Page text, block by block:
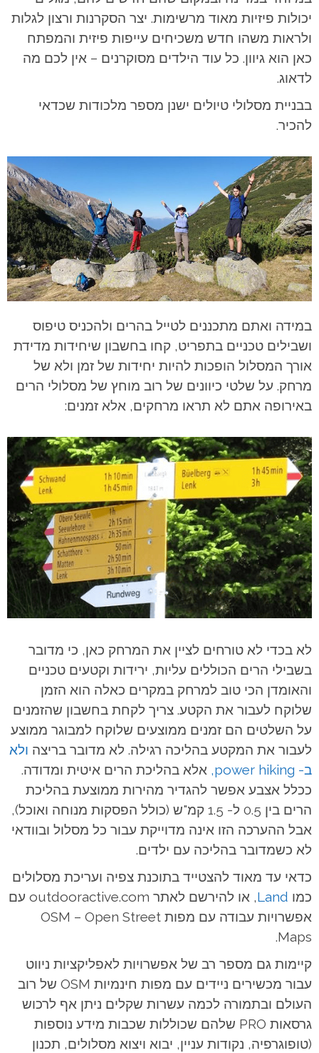
יכולות פיזיות מאוד מרשימות. יצר הסקרנות ורצון לגלות
ולראות משהו חדש משכיחים עייפות פיזית והמפתח
כאן הוא גיוון. כל עוד הילדים מסוקרנים – אין לכם מה
לדאוג.
בבניית מסלולי טיולים ישנן מספר מלכודות שכדאי
להכיר.
במידה ואתם מתכננים לטייל בהרים ולהכניס טיפוס
ושבילים טכניים בתפריט, קחו בחשבון שיחידות מדידת
אורך המסלול הופכות להיות יחידות של זמן ולא של
מרחק. על שלטי כיוונים של רוב מוחץ של מסלולי הרים
באירופה אתם לא תראו מרחקים, אלא זמנים:
לא בכדי לא טורחים לציין את המרחק כאן, כי מדובר
בשבילי הרים הכוללים עליות, ירידות וקטעים טכניים
והאומדן הכי טוב למרחק במקרים כאלה הוא הזמן
שלוקח לעבור את הקטע. צריך לקחת בחשבון שהזמנים
על השלטים הם זמנים ממוצעים שלוקח למבוגר ממוצע
לעבור את המקטע בהליכה רגילה. לא מדובר בריצה ולא
ב- power hiking,
אלא בהליכת הרים איטית ומדודה.
ככלל אצבע אפשר להגדיר מהירות ממוצעת בהליכת
הרים בין 0.5 ל- 1.5 קמ"ש (כולל הפסקות מנוחה ואוכל),
אבל ההערכה הזו אינה מדוייקת עבור כל מסלול ובוודאי
לא כשמדובר בהליכה עם ילדים.
כדאי עד מאוד להצטייד בתוכנת צפיה ועריכת מסלולים
כמו Land
, או להירשם לאתר outdooractive.com עם
אפשרויות עבודה עם מפות OSM – Open Street
Maps.
קיימות גם מספר רב של אפשרויות לאפליקציות ניווט
עבור מכשירים ניידים עם מפות חינמיות OSM של רוב
העולם ובתמורה לכמה עשרות שקלים ניתן אף לרכוש
גרסאות PRO שלהם שכוללות שכבות מידע נוספות
(טופוגרפיה, נקודות עניין, יבוא ויצוא מסלולים, תכנון